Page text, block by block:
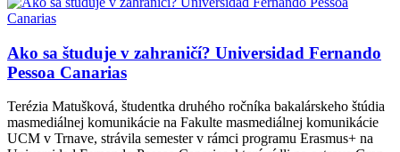
Ako sa študuje v zahraničí? Universidad Fernando
Pessoa Canarias
Terézia Matušková, študentka druhého ročníka bakalárskeho štúdia
masmediálnej komunikácie na Fakulte masmediálnej komunikácie
UCM v Trnave, strávila semester v rámci programu Erasmus+ na